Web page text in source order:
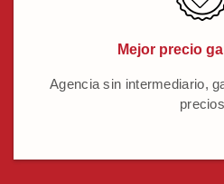
Mejor precio
Agencia sin intermediario,
precios